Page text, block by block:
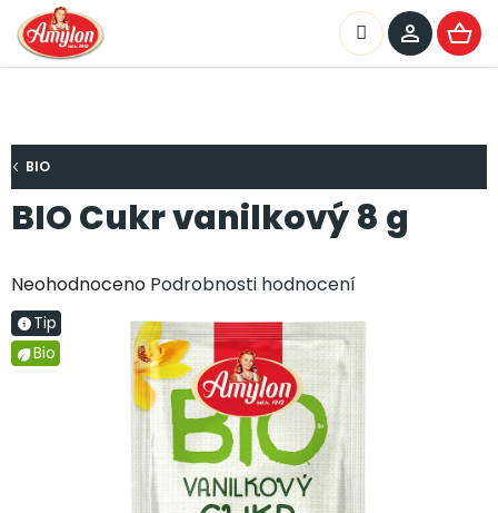
Přejít
na
obsah
Hledat
BIO
BIO Cukr vanilkový 8 g
Průměrné
hodnocení
produktu
je
Neohodnoceno Podrobnosti hodnocení
Tip
Bio